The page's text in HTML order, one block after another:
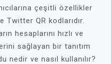
çeşitli özellikler
QR kodlarıdır.
hesaplarını hızlı ve
sağlayan bir tanıtım
nedir ve nasıl kullanılır?